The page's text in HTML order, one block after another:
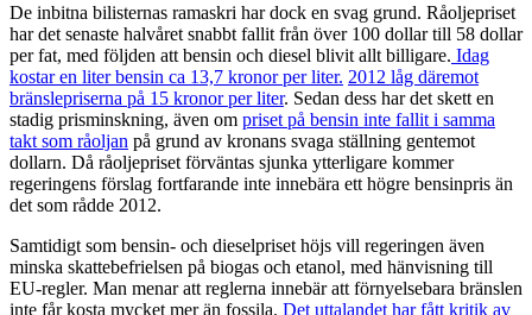
De inbitna bilisternas ramaskri har dock en svag grund. Råoljepriset
har det senaste halvåret snabbt fallit från över 100 dollar till 58 dollar
per fat, med följden att bensin och diesel blivit allt billigare. Idag
kostar en liter bensin ca 13,7 kronor per liter. 2012 låg däremot
bränslepriserna på 15 kronor per liter. Sedan dess har det skett en
stadig prisminskning, även om priset på bensin inte fallit i samma
takt som råoljan på grund av kronans svaga ställning gentemot
dollarn. Då råoljepriset förväntas sjunka ytterligare kommer
regeringens förslag fortfarande inte innebära ett högre bensinpris än
det som rådde 2012.
Samtidigt som bensin- och dieselpriset höjs vill regeringen även
minska skattebefrielsen på biogas och etanol, med hänvisning till
EU-regler. Man menar att reglerna innebär att förnyelsebara bränslen
inte får kosta mycket mer än fossila. Det uttalandet har fått kritik av